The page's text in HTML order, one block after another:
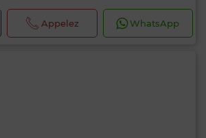
Appelez WhatsApp